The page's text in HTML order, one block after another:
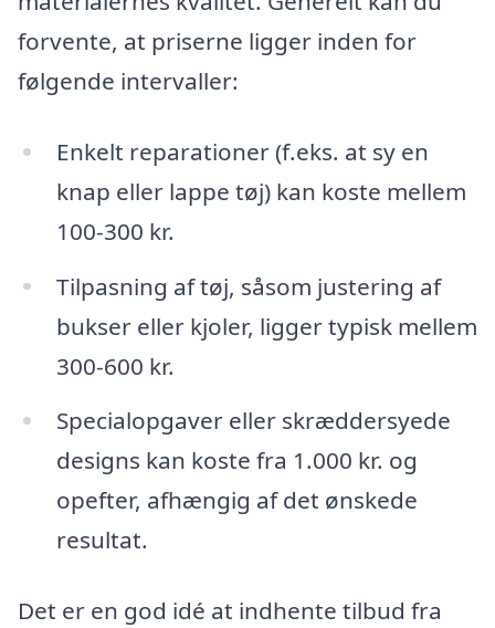
forvente, at priserne ligger inden for
følgende intervaller:
Enkelt reparationer (f.eks. at sy en
knap eller lappe tøj) kan koste mellem
100-300 kr.
Tilpasning af tøj, såsom justering af
bukser eller kjoler, ligger typisk mellem
300-600 kr.
Specialopgaver eller skræddersyede
designs kan koste fra 1.000 kr. og
opefter, afhængig af det ønskede
resultat.
Det er en god idé at indhente tilbud fra